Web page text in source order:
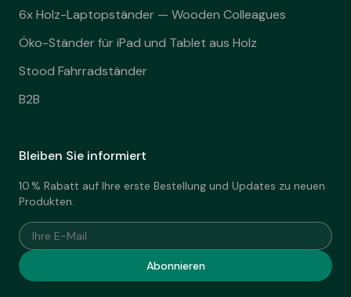
6x Holz-Laptopständer — Wooden Colleagues
Öko-Ständer für iPad und Tablet aus Holz
Stood Fahrradständer
B2B
Bleiben Sie informiert
10 % Rabatt auf Ihre erste Bestellung und Updates zu neuen
Produkten.
Ihre E-Mail
Abonnieren